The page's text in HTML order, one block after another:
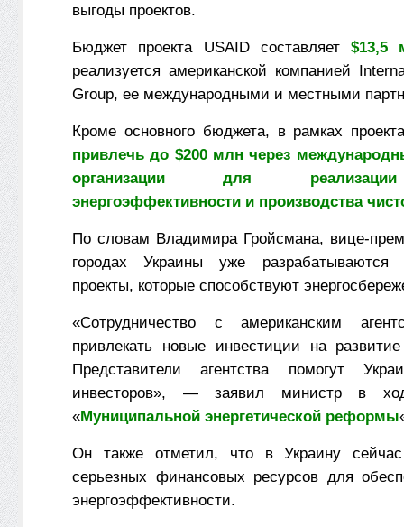
выгоды проектов.
Бюджет проекта USAID составляет$13,5
реализуется американской компанией
Group, ее международными и местными
Кроме основного бюджета, в рамках
привлечь до $200 млн через
организации для
энергоэффективности и производства
По словам Владимира Гройсмана, вице-
городах Украины уже разрабатываются
проекты, которые способствуют
«Сотрудничество с американским
привлекать новые инвестиции на
Представители агентства помогут
инвесторов», — заявил министр в
«Муниципальной энергетической реформы
Он также отметил, что в Украину
серьезных финансовых ресурсов для
энергоэффективности.